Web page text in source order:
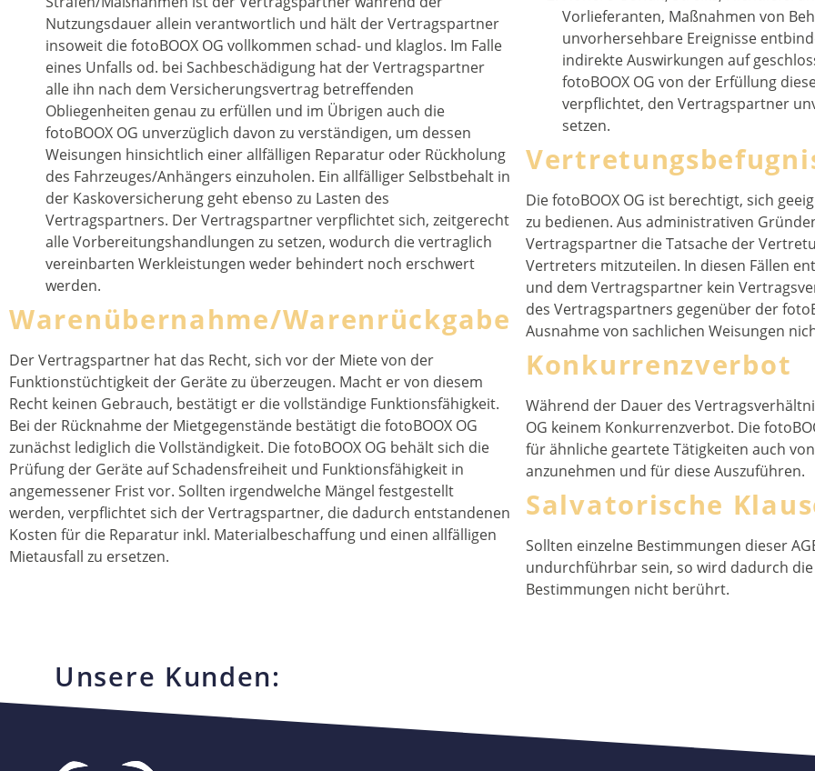
Nutzungsdauer allein verantwortlich und hält der Vertragspartner
insoweit die fotoBOOX OG vollkommen schad- und klaglos. Im Falle
eines Unfalls od. bei Sachbeschädigung hat der Vertragspartner
alle ihn nach dem Versicherungsvertrag betreffenden
Obliegenheiten genau zu erfüllen und im Übrigen auch die
fotoBOOX OG unverzüglich davon zu verständigen, um dessen
Weisungen hinsichtlich einer allfälligen Reparatur oder Rückholung
des Fahrzeuges/Anhängers einzuholen. Ein allfälliger Selbstbehalt in
der Kaskoversicherung geht ebenso zu Lasten des
Vertragspartners. Der Vertragspartner verpflichtet sich, zeitgerecht
alle Vorbereitungshandlungen zu setzen, wodurch die vertraglich
vereinbarten Werkleistungen weder behindert noch erschwert
werden.
Warenübernahme/Warenrückgabe
Der Vertragspartner hat das Recht, sich vor der Miete von der
Funktionstüchtigkeit der Geräte zu überzeugen. Macht er von diesem
Recht keinen Gebrauch, bestätigt er die vollständige Funktionsfähigkeit.
Bei der Rücknahme der Mietgegenstände bestätigt die fotoBOOX OG
zunächst lediglich die Vollständigkeit. Die fotoBOOX OG behält sich die
Prüfung der Geräte auf Schadensfreiheit und Funktionsfähigkeit in
angemessener Frist vor. Sollten irgendwelche Mängel festgestellt
werden, verpflichtet sich der Vertragspartner, die dadurch entstandenen
Kosten für die Reparatur inkl. Materialbeschaffung und einen allfälligen
Mietausfall zu ersetzen.
Vorlieferanten, Maßnahmen von
unvorhersehbare Ereignisse
indirekte Auswirkungen auf
fotoBOOX OG von der Erfüllung
verpflichtet, den Vertragspartner
setzen.
Die fotoBOOX OG ist berechtigt, sich
zu bedienen. Aus administrativen
Vertragspartner die Tatsache der
Vertreters mitzuteilen. In diesen Fällen
und dem Vertragspartner kein Vertragsverhältnis. Ein
des Vertragspartners gegenüber der
Ausnahme von sachlichen Weisungen
Konkurrenzverbot
Während der Dauer des
OG keinem Konkurrenzverbot. Die
für ähnliche geartete Tätigkeiten auch
anzunehmen und für diese Auszuführen.
Salvatorische
Sollten einzelne Bestimmungen dieser
undurchführbar sein, so wird dadurch
Bestimmungen nicht berührt.
Unsere Kunden: